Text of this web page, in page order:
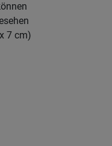
7 cm)